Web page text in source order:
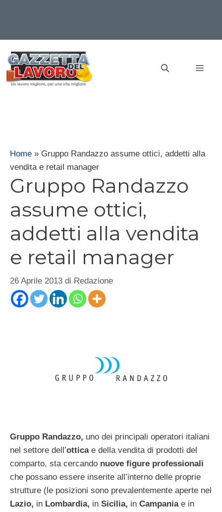
contenuto
Home » Gruppo Randazzo assume ottici, addetti alla
vendita e retail manager
Gruppo Randazzo
assume ottici,
addetti alla vendita
e retail manager
26 Aprile 2013 di Redazione
Gruppo Randazzo, uno dei principali operatori italiani
nel settore dell’otticae della vendita di prodotti del
comparto, sta cercando nuove figure professionali
che possano essere inserite all’interno delle proprie
strutture (le posizioni sono prevalentemente aperte nel
Lazio, in Lombardia, in Sicilia, in Campaniae in